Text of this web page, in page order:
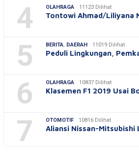
4 OLAHRAGA 11123 Dilihat
Tontowi Ahmad/Liliyana
5 BERITA, DAERAH 11019 Dilihat
Peduli Lingkungan,
6 OLAHRAGA 10837 Dilihat
Klasemen F1 2019 Usai
7 OTOMOTIF 10816 Dilihat
Aliansi Nissan-Mitsubishi